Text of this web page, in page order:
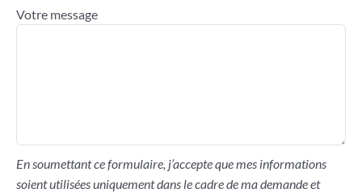
Votre message
En soumettant ce formulaire, j’accepte que mes informations
soient utilisées uniquement dans le cadre de ma demande et